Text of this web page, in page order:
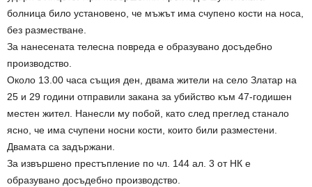
болница било установено, че мъжът има счупено кости на носа,
без разместване.
За нанесената телесна повреда е образувано досъдебно
производство.
Около 13.00 часа същия ден, двама жители на село Златар на
25 и 29 години отправили закана за убийство към 47-годишен
местен жител. Нанесли му побой, като след преглед станало
ясно, че има счупени носни кости, които били разместени.
Двамата са задържани.
За извършено престъпление по чл. 144 ал. 3 от НК е
образувано досъдебно производство.